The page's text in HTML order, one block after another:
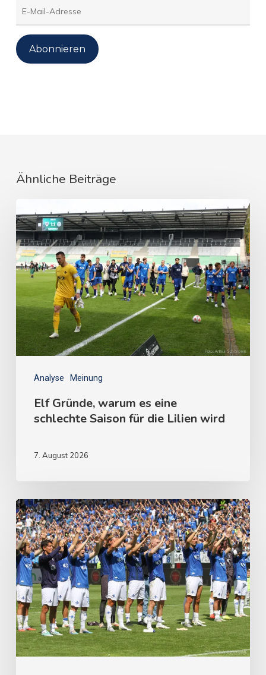
E-
Mail-
Adresse
Abonnieren
Ähnliche Beiträge
Analyse Meinung
Elf Gründe, warum es eine
schlechte Saison für die Lilien wird
7. August 2026